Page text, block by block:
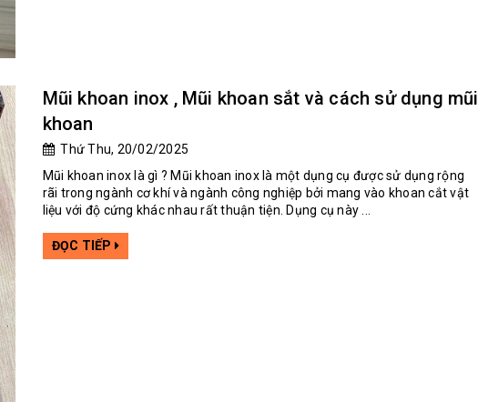
Mũi khoan inox , Mũi khoan sắt và cách sử dụng mũi
khoan
Thứ Thu, 20/02/2025
Mũi khoan inox là gì ? Mũi khoan inox là một dụng cụ được sử dụng rộng
rãi trong ngành cơ khí và ngành công nghiệp bởi mang vào khoan cắt vật
liệu với độ cứng khác nhau rất thuận tiện. Dụng cụ này ...
ĐỌC TIẾP